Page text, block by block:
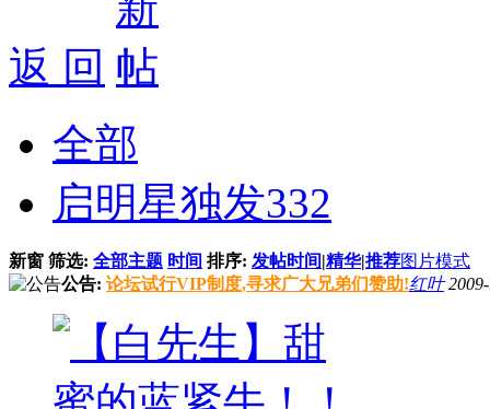
返 回
全部
启明星独发332
新窗 筛选: 全部主题 时间 排序: 发帖时间|精华|推荐图片模式
公告: 论坛试行VIP制度,寻求广大兄弟们赞助!红叶